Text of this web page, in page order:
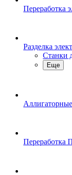
Переработка
Разделка
Станки
Еще
Переработка